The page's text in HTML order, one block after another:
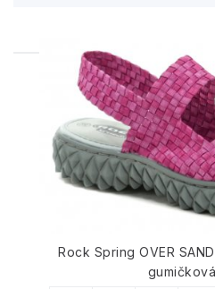
PODOBNÉ
Rock Spring OVER